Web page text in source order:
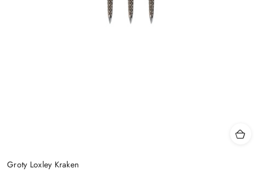
Groty Loxley Kraken